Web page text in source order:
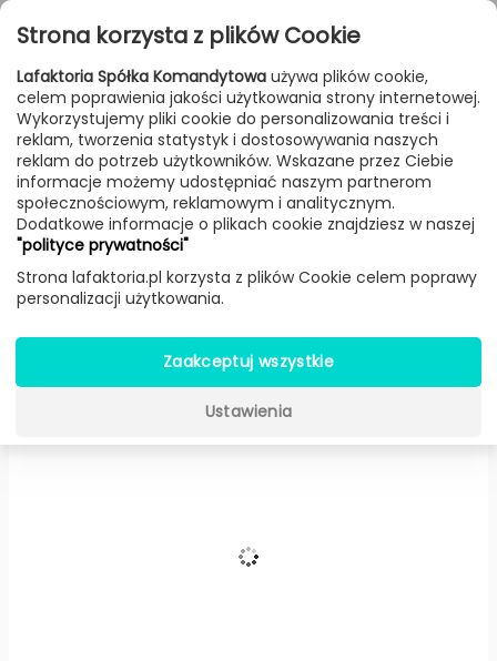
Przejdź do treści
FILTROWANIE & SORTOWANIE
Meble Producenci Artisan Produkt
Krzesło Neva barowe
tapicerowane skórą naturalną
Strona korzysta z plików Cookie
Lafaktoria Spółka Komandytowa używa plików cookie,
celem poprawienia jakości użytkowania strony internetowej.
Wykorzystujemy pliki cookie do personalizowania treści i
reklam, tworzenia statystyk i dostosowywania naszych
reklam do potrzeb użytkowników. Wskazane przez Ciebie
informacje możemy udostępniać naszym partnerom
społecznościowym, reklamowym i analitycznym.
Dodatkowe informacje o plikach cookie znajdziesz w naszej
"polityce prywatności"
Strona lafaktoria.pl korzysta z plików Cookie celem poprawy
personalizacji użytkowania.
Zaakceptuj wszystkie
Ustawienia